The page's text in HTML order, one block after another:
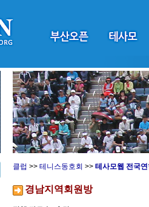
클럽 >> 테니스동호회 >> 테사모웹 전국연
경남지역회원방